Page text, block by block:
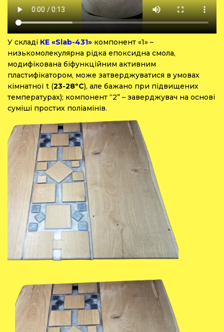
У складі КЕ «Slab-431» компонент «1» –
низькомолекулярна рідка епоксидна смола,
модифікована біфункційним активним
пластифікатором, може затверджуватися в умовах
кімнатної t (23-28ºС), але бажано при підвищених
температурах); компонент “2” – заверджувач на основі
суміші простих поліамінів.